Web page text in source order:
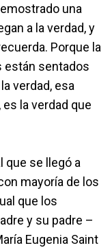
una
a la verdad, y
Porque la
están sentados
verdad, esa
la verdad que
que se llegó a
mayoría de los
que los
y su padre –
Eugenia Saint